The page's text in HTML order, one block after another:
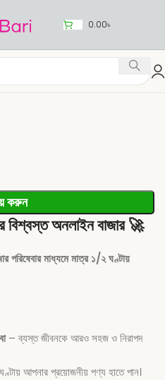
0.00৳
করুন
বিশ্বস্ত অনলাইন বাজার🚀
পরিষেবার মাধ্যমে মাত্র ১/২ ঘণ্টায়
– ব্যস্ত জীবনকে আরও সহজ ও নিরাপদ
আপনার প্রয়োজনীয় পণ্য হাতে পান।